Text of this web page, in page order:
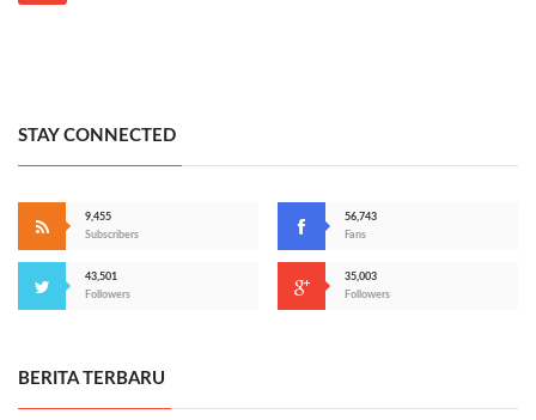
STAY CONNECTED
9,455
Subscribers
56,743
Fans
43,501
Followers
35,003
Followers
BERITA TERBARU